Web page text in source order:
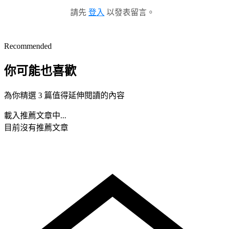
請先 登入 以發表留言。
Recommended
你可能也喜歡
為你精選 3 篇值得延伸閱讀的內容
載入推薦文章中...
目前沒有推薦文章